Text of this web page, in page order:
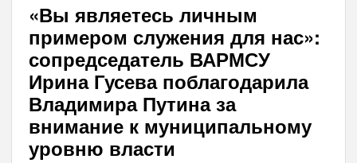
«Вы являетесь личным
примером служения для нас»:
сопредседатель ВАРМСУ
Ирина Гусева поблагодарила
Владимира Путина за
внимание к муниципальному
уровню власти